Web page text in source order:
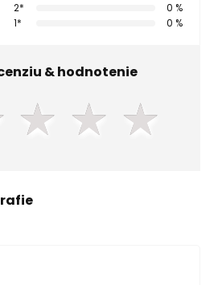
2*
0 %
1*
0 %
& hodnotenie
★ ★ ★